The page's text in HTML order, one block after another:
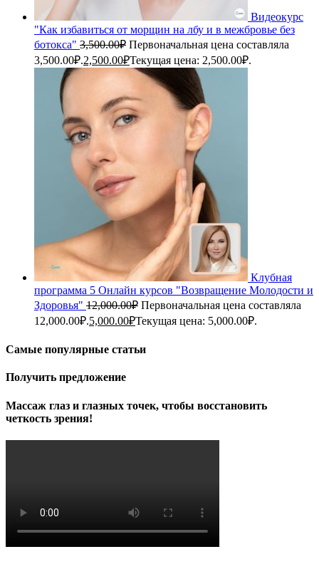
Видеокурс
"Как избавиться от морщин на лбу и в межбровье без
ботокса" 3,500.00₽ Первоначальная цена составляла
3,500.00₽.2,500.00₽Текущая цена: 2,500.00₽.
Клубная
программа 5 Онлайн курсов "Возвращение Молодости и
Здоровья" 12,000.00₽ Первоначальная цена составляла
12,000.00₽.5,000.00₽Текущая цена: 5,000.00₽.
Самые популярные статьи
Получить предложение
Массаж глаз и глазных точек, чтобы восстановить
четкость зрения!